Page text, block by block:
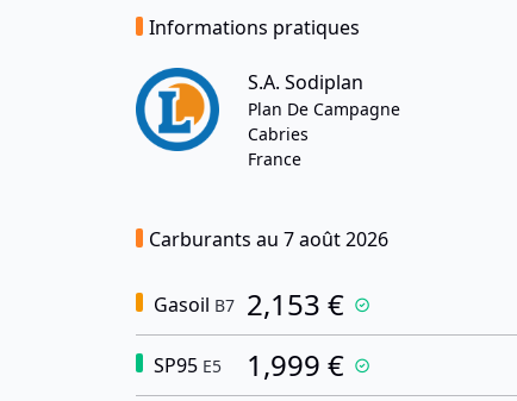
Informations pratiques
S.A. Sodiplan
Plan De Campagne
Cabries
France
Carburants au 7 août 2026
Gasoil B7 2,153 €
SP95 E5 1,999 €